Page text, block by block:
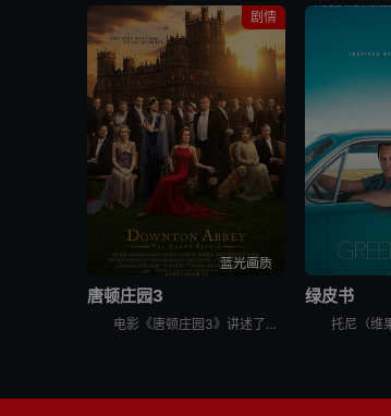
剧情
蓝光画质
唐顿庄园3
电影《唐顿庄园3》讲述了玛丽身陷公众丑闻，家族面临财务困境，全家面临着社会耻辱的威胁。克劳利家族必须拥抱变革，与下一代一起引领唐顿庄园走向未来。
绿皮书